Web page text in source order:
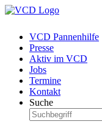
VCD Pannenhilfe
Presse
Aktiv im VCD
Jobs
Termine
Kontakt
Suche